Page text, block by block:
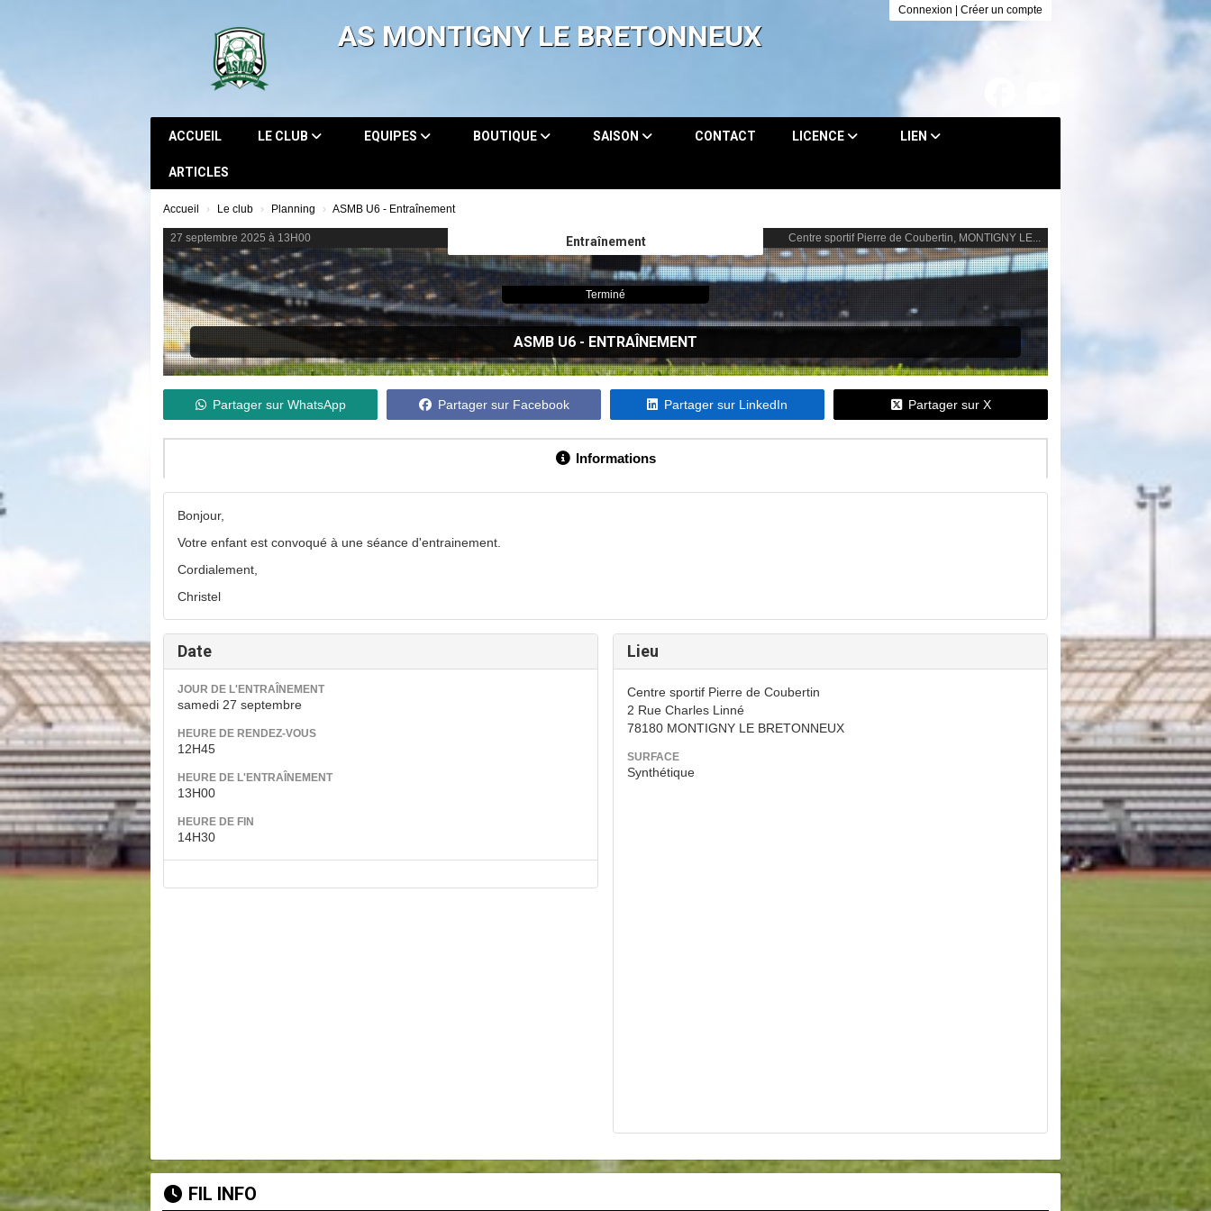
Connexion Créer un compte
AS MONTIGNY LE BRETONNEUX
ACCUEIL LE CLUB EQUIPES BOUTIQUE SAISON CONTACT LICENCE LIEN
ARTICLES
Accueil Le club Planning ASMB U6 - Entraînement
27 septembre 2025 à 13H00 Centre sportif Pierre de Coubertin, MONTIGNY LE...
Entraînement
Terminé
ASMB U6 - ENTRAÎNEMENT
Partager sur WhatsApp Partager sur Facebook Partager sur LinkedIn Partager sur X
Informations
Bonjour,
Votre enfant est convoqué à une séance d'entrainement.
Cordialement,
Christel
Date
JOUR DE L'ENTRAÎNEMENT
samedi 27 septembre
HEURE DE RENDEZ-VOUS
12H45
HEURE DE L'ENTRAÎNEMENT
13H00
HEURE DE FIN
14H30
Lieu
Centre sportif Pierre de Coubertin
2 Rue Charles Linné
78180 MONTIGNY LE BRETONNEUX
SURFACE
Synthétique
FIL INFO